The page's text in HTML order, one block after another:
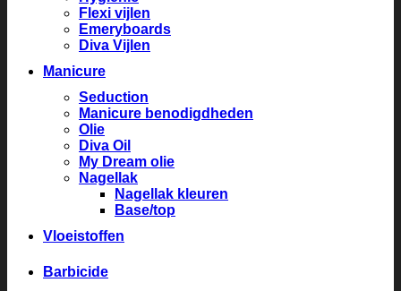
Flexi vijlen
Emeryboards
Diva Vijlen
Manicure
Seduction
Manicure benodigdheden
Olie
Diva Oil
My Dream olie
Nagellak
Nagellak kleuren
Base/top
Vloeistoffen
Barbicide